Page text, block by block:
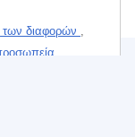
των διαφορών ,
Ένωσης